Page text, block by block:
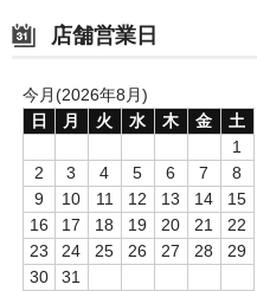
店舗営業日
今月(2026年8月)
日
月 火 水 木 金
土
1
2
3 4 5 6 7
8
9
10 11 12 13 14
15
16
17 18 19 20 21
22
23
24 25 26 27 28
29
30
31